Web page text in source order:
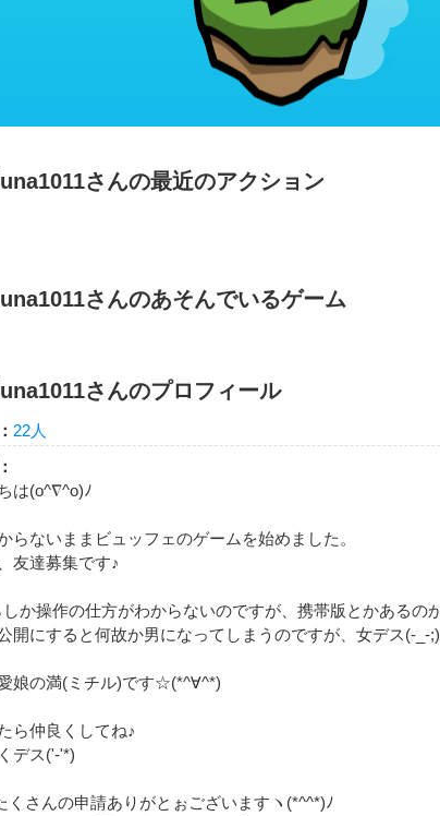
luna1011さんの最近のアクション
luna1011さんのあそんでいるゲーム
luna1011さんのプロフィール
22人
は(o^∇^o)ﾉ
らないままビュッフェのゲームを始めました。
友達募集です♪
しか操作の仕方がわからないのですが、携帯版とかあるの
開にすると何故か男になってしまうのですが、女デス(-_-;)
娘の満(ミチル)です☆(*^∀^*)
ら仲良くしてね♪
デス('-'*)
さんの申請ありがとぉございますヽ(*^^*)ﾉ